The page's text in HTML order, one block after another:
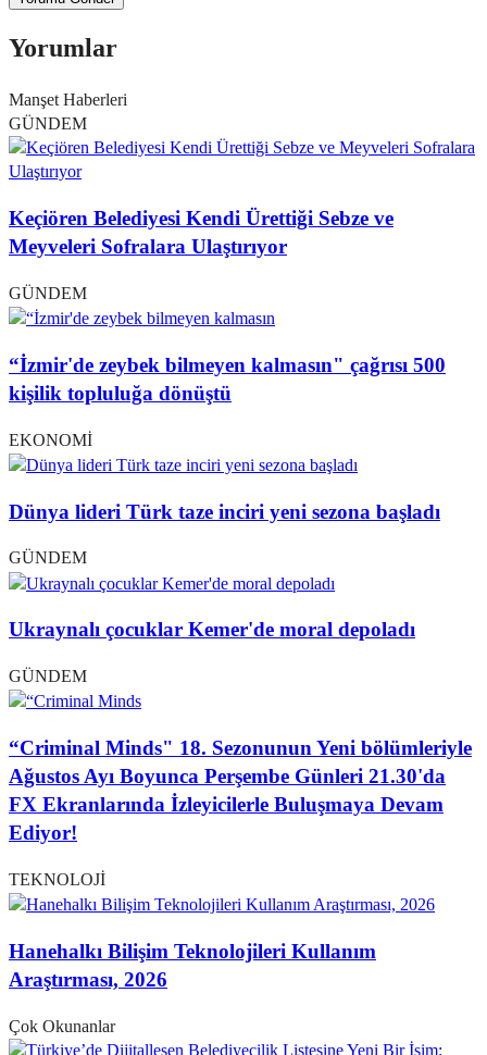
Yorumlar
Manşet Haberleri
GÜNDEM
Keçiören Belediyesi Kendi Ürettiği Sebze ve
Meyveleri Sofralara Ulaştırıyor
GÜNDEM
“İzmir'de zeybek bilmeyen kalmasın" çağrısı 500
kişilik topluluğa dönüştü
EKONOMİ
Dünya lideri Türk taze inciri yeni sezona başladı
GÜNDEM
Ukraynalı çocuklar Kemer'de moral depoladı
GÜNDEM
“Criminal Minds" 18. Sezonunun Yeni bölümleriyle
Ağustos Ayı Boyunca Perşembe Günleri 21.30'da
FX Ekranlarında İzleyicilerle Buluşmaya Devam
Ediyor!
TEKNOLOJİ
Hanehalkı Bilişim Teknolojileri Kullanım
Araştırması, 2026
Çok Okunanlar